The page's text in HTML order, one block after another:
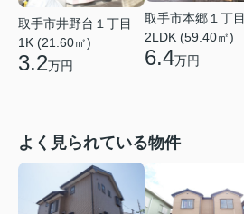
取手市井野台１丁目
1K (21.60㎡)
3.2万円
取手市本郷１丁目
2LDK (59.40㎡)
6.4万円
よく見られている物件